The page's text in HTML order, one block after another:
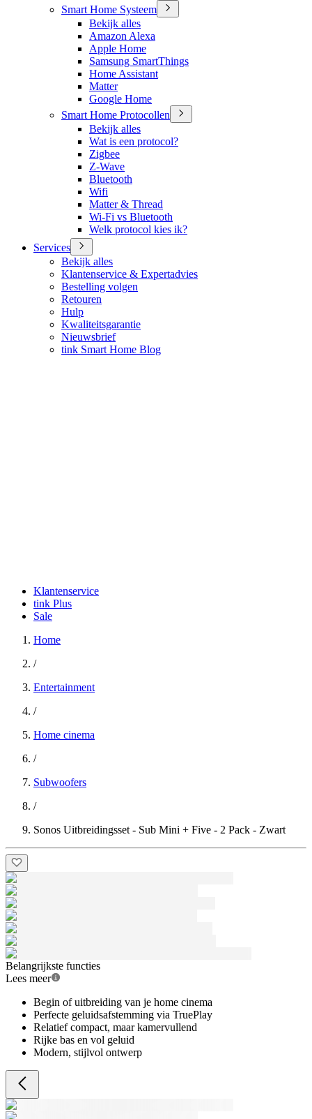
Smart Home Systeem
Bekijk alles
Amazon Alexa
Apple Home
Samsung SmartThings
Home Assistant
Matter
Google Home
Smart Home Protocollen
Bekijk alles
Wat is een protocol?
Zigbee
Z-Wave
Bluetooth
Wifi
Matter & Thread
Wi-Fi vs Bluetooth
Welk protocol kies ik?
Services
Bekijk alles
Klantenservice & Expertadvies
Bestelling volgen
Retouren
Hulp
Kwaliteitsgarantie
Nieuwsbrief
tink Smart Home Blog
Klantenservice
tink Plus
Sale
Home
/
Entertainment
/
Home cinema
/
Subwoofers
/
Sonos Uitbreidingsset - Sub Mini + Five - 2 Pack - Zwart
Belangrijkste functies
Lees meer
Begin of uitbreiding van je home cinema
Perfecte geluidsafstemming via TruePlay
Relatief compact, maar kamervullend
Rijke bas en vol geluid
Modern, stijlvol ontwerp